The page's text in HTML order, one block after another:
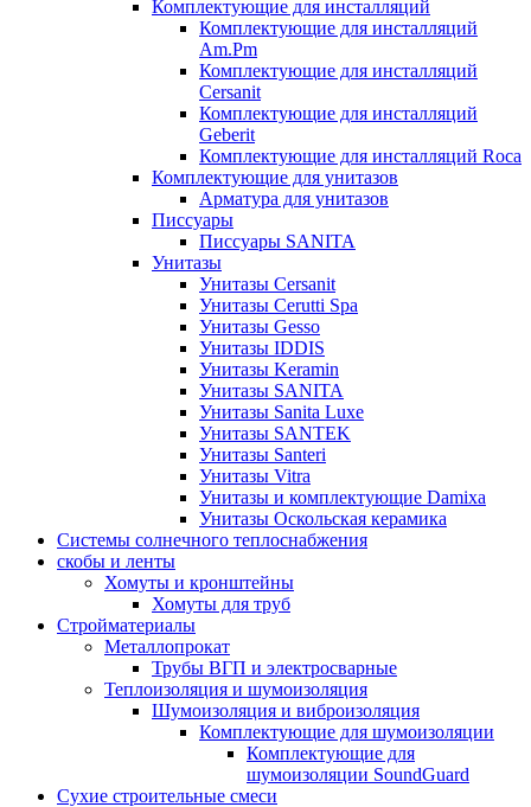
Комплектующие для инсталляций
Комплектующие для инсталляций
Am.Pm
Комплектующие для инсталляций
Cersanit
Комплектующие для инсталляций
Geberit
Комплектующие для инсталляций Roca
Комплектующие для унитазов
Арматура для унитазов
Писсуары
Писсуары SANITA
Унитазы
Унитазы Cersanit
Унитазы Cerutti Spa
Унитазы Gesso
Унитазы IDDIS
Унитазы Keramin
Унитазы SANITA
Унитазы Sanita Luxe
Унитазы SANTEK
Унитазы Santeri
Унитазы Vitra
Унитазы и комплектующие Damixa
Унитазы Оскольская керамика
Системы солнечного теплоснабжения
скобы и ленты
Хомуты и кронштейны
Хомуты для труб
Стройматериалы
Металлопрокат
Трубы ВГП и электросварные
Теплоизоляция и шумоизоляция
Шумоизоляция и виброизоляция
Комплектующие для шумоизоляции
Комплектующие для
шумоизоляции SoundGuard
Сухие строительные смеси